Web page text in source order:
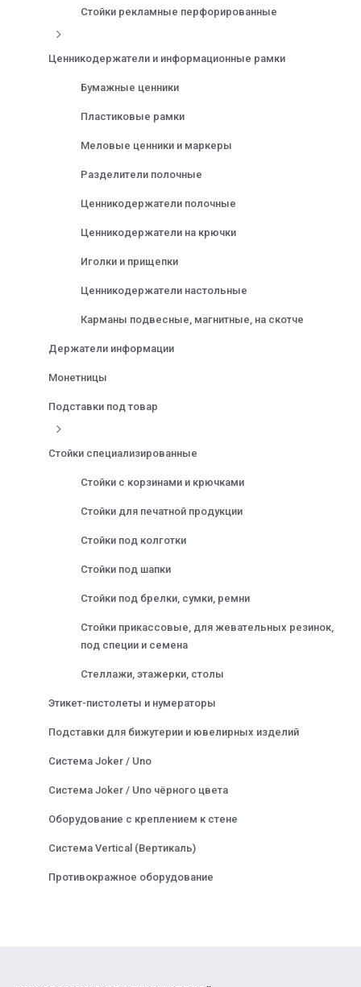
Стойки рекламные перфорированные
Ценникодержатели и информационные рамки
Бумажные ценники
Пластиковые рамки
Меловые ценники и маркеры
Разделители полочные
Ценникодержатели полочные
Ценникодержатели на крючки
Иголки и прищепки
Ценникодержатели настольные
Карманы подвесные, магнитные, на скотче
Держатели информации
Монетницы
Подставки под товар
Стойки специализированные
Стойки с корзинами и крючками
Стойки для печатной продукции
Стойки под колготки
Стойки под шапки
Стойки под брелки, сумки, ремни
Стойки прикассовые, для жевательных резинок,
под специи и семена
Стеллажи, этажерки, столы
Этикет-пистолеты и нумераторы
Подставки для бижутерии и ювелирных изделий
Система Joker / Uno
Система Joker / Uno чёрного цвета
Оборудование с креплением к стене
Система Vertical (Вертикаль)
Противокражное оборудование